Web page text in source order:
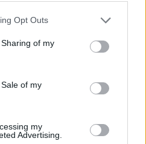
Opt Outs
of my
of my
my
Advertising.
sezonas. Reikia
– komentavo „Granito-
Grosas.
čempionu tapusio
atskleidė, kad prieš